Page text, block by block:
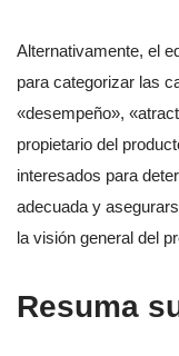
Alternativamente, el
para categorizar las
«desempeño»,
propietario del
interesados para
adecuada y
la visión general del
Resuma